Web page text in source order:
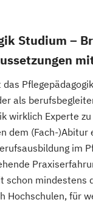
Studium –
als
wirklich Experte
dem (Fach-)Abitur
im
schon mindestens
Hochschulen, für